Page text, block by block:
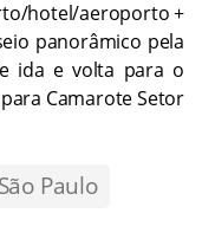
hotel/aeroporto +
panorâmico pela
ida e volta para o
Camarote Setor
São Paulo